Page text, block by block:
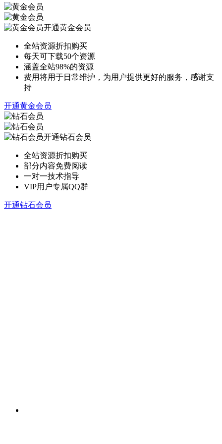
开通黄金会员
全站资源折扣购买
每天可下载50个资源
涵盖全站98%的资源
费用将用于日常维护，为用户提供更好的服务，感谢支
持
开通黄金会员
开通钻石会员
全站资源折扣购买
部分内容免费阅读
一对一技术指导
VIP用户专属QQ群
开通钻石会员